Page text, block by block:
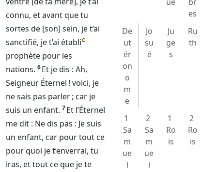
connu, et avant que tu
sortes de [son] sein, je t’ai
sanctifié, je t’ai établic
prophète pour les
nations. 6Et je dis : Ah,
Seigneur Éternel ! voici, je
ne sais pas parler ; car je
suis un enfant. 7Et l’Éternel
me dit : Ne dis pas : Je suis
un enfant, car pour tout ce
pour quoi je t’enverrai, tu
iras, et tout ce que je te
es
De
ut
ér
on
o
m
e
Jo
su
é
Ju
ge
s
Ru
th
1
Sa
m
ue
l
2
Sa
m
ue
l
1
Ro
is
2
Ro
is